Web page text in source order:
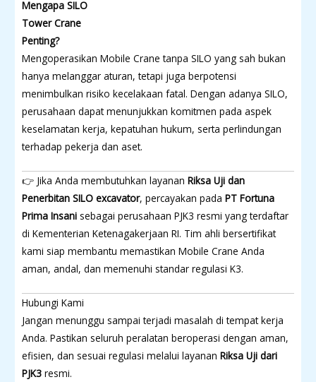
Mengapa SILO
Tower Crane
Penting?
Mengoperasikan Mobile Crane tanpa SILO yang sah bukan
hanya melanggar aturan, tetapi juga berpotensi
menimbulkan risiko kecelakaan fatal. Dengan adanya SILO,
perusahaan dapat menunjukkan komitmen pada aspek
keselamatan kerja, kepatuhan hukum, serta perlindungan
terhadap pekerja dan aset.
👉 Jika Anda membutuhkan layanan Riksa Uji dan
Penerbitan SILO excavator, percayakan pada PT Fortuna
Prima Insani sebagai perusahaan PJK3 resmi yang terdaftar
di Kementerian Ketenagakerjaan RI. Tim ahli bersertifikat
kami siap membantu memastikan Mobile Crane Anda
aman, andal, dan memenuhi standar regulasi K3.
Hubungi Kami
Jangan menunggu sampai terjadi masalah di tempat kerja
Anda. Pastikan seluruh peralatan beroperasi dengan aman,
efisien, dan sesuai regulasi melalui layanan Riksa Uji dari
PJK3 resmi.